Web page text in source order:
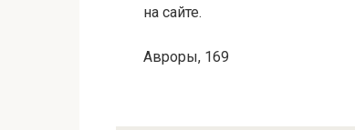
на сайте.
Авроры, 169